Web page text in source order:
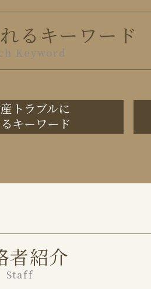
るキーワード
Keyword
トラブルに
キーワード
護士
事例
者紹介
Staff